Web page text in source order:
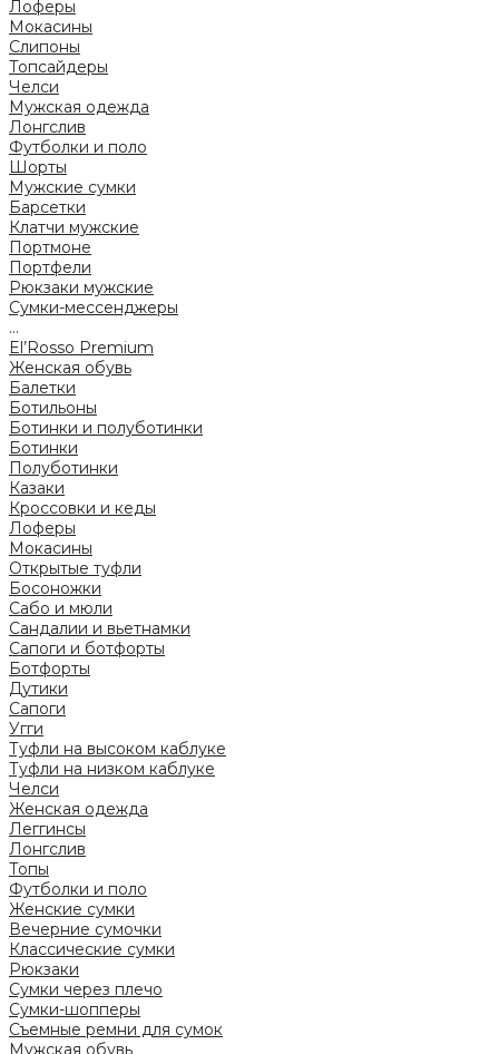
Лоферы
Мокасины
Слипоны
Топсайдеры
Челси
Мужская одежда
Лонгслив
Футболки и поло
Шорты
Мужские сумки
Барсетки
Клатчи мужские
Портмоне
Портфели
Рюкзаки мужские
Сумки-мессенджеры
...
El’Rosso Premium
Женская обувь
Балетки
Ботильоны
Ботинки и полуботинки
Ботинки
Полуботинки
Казаки
Кроссовки и кеды
Лоферы
Мокасины
Открытые туфли
Босоножки
Сабо и мюли
Сандалии и вьетнамки
Сапоги и ботфорты
Ботфорты
Дутики
Сапоги
Угги
Туфли на высоком каблуке
Туфли на низком каблуке
Челси
Женская одежда
Леггинсы
Лонгслив
Топы
Футболки и поло
Женские сумки
Вечерние сумочки
Классические сумки
Рюкзаки
Сумки через плечо
Сумки-шопперы
Съемные ремни для сумок
Мужская обувь